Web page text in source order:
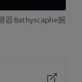
器Bathyscaphe腕